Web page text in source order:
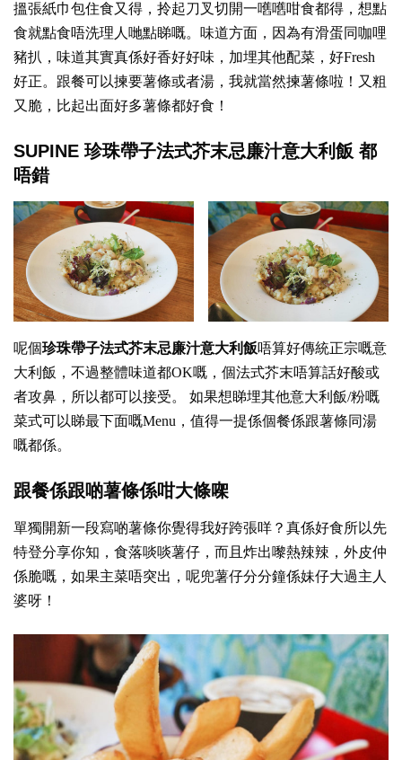
搵張紙巾包住食又得，拎起刀叉切開一嚿嚿咁食都得，想點
食就點食唔洗理人哋點睇嘅。味道方面，因為有滑蛋同咖哩
豬扒，味道其實真係好香好好味，加埋其他配菜，好Fresh
好正。跟餐可以揀要薯條或者湯，我就當然揀薯條啦！又粗
又脆，比起出面好多薯條都好食！
SUPINE 珍珠帶子法式芥末忌廉汁意大利飯 都
唔錯
呢個珍珠帶子法式芥末忌廉汁意大利飯唔算好傳統正宗嘅意
大利飯，不過整體味道都OK嘅，個法式芥末唔算話好酸或
者攻鼻，所以都可以接受。 如果想睇埋其他意大利飯/粉嘅
菜式可以睇最下面嘅Menu，值得一提係個餐係跟薯條同湯
嘅都係。
跟餐係跟啲薯條係咁大條㗎
單獨開新一段寫啲薯條你覺得我好跨張咩？真係好食所以先
特登分享你知，食落啖啖薯仔，而且炸出嚟熱辣辣，外皮仲
係脆嘅，如果主菜唔突出，呢兜薯仔分分鐘係妹仔大過主人
婆呀！